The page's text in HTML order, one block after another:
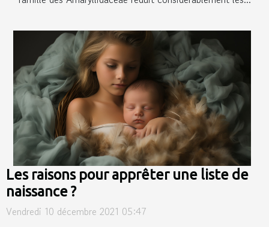
Les raisons pour apprêter une liste de
naissance ?
Vendredi 10 décembre 2021 05:47